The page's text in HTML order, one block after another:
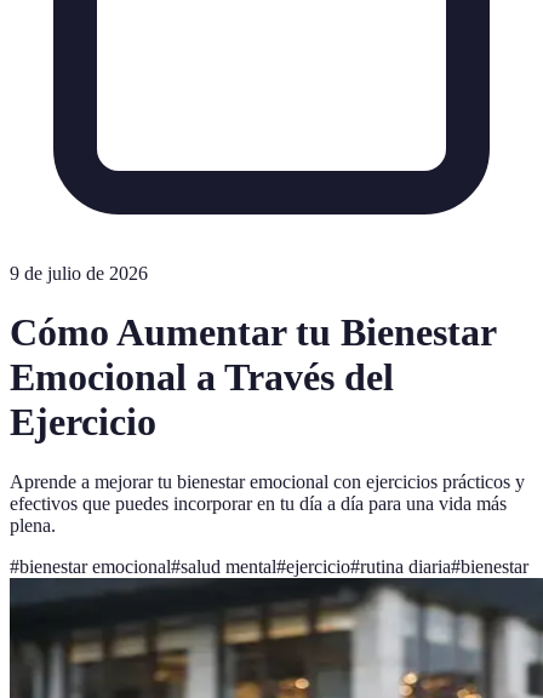
9 de julio de 2026
Cómo Aumentar tu Bienestar
Emocional a Través del
Ejercicio
Aprende a mejorar tu bienestar emocional con ejercicios prácticos y
efectivos que puedes incorporar en tu día a día para una vida más
plena.
#bienestar emocional#salud mental#ejercicio#rutina diaria#bienestar